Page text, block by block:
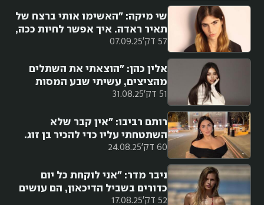
57 דק' 07.09.25
שי מיקה: "האשימו אותי ברצח של
תאיר ראדה. איך אפשר לחיות ככה,
מה אני סדרה בנטפליקס? אתם
51 דק' 31.08.25
אלין כהן: "הוצאתי את השתלים
מהציצים, עשיתי שבע המסות
בשפתיים. הרגשתי שאני צריכה
60 דק' 24.08.25
רותם רביבו: "אין קבר שלא
השתטחתי עליו כדי להכיר בן זוג.
הלכתי לעמוקה, אמרו 'שבעה
שמרתי שבתות"
52 דק' 17.08.25
ניבר מדר: ⁠"אני לוקחת כל יום
כדורים בשביל הדיכאון, הם עושים
לי טוב. לחרדות אני כבר לא צריכה"